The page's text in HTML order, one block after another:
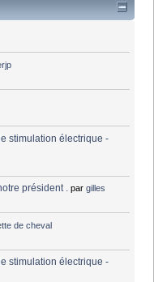
stimulation électrique -
président . pargilles
de cheval
stimulation électrique -